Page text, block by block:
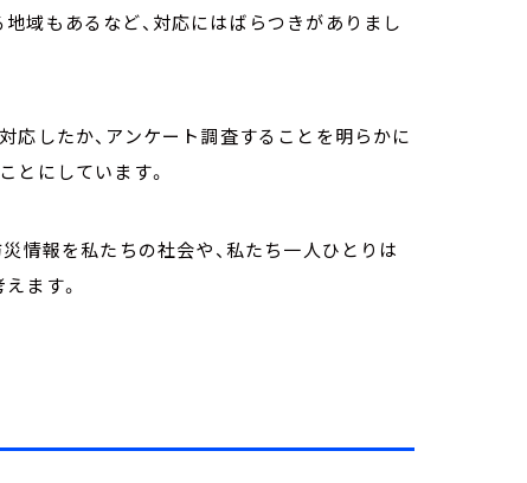
域もあるなど、対応にはばらつきがありまし
応したか、アンケート調査することを明らかに
とにしています。
情報を私たちの社会や、私たち一人ひとりは
ます。